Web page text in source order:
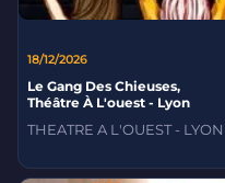
18/12/2026
Le Gang Des Chieuses,
Théâtre À L'ouest - Lyon
THEATRE A L'OUEST - LYON